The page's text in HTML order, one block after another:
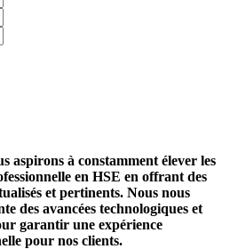
aspirons à constamment élever les
en HSE en offrant des
et pertinents. Nous nous
des avancées technologiques et
garantir une expérience
pour nos clients.